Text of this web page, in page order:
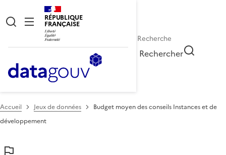
RÉPUBLIQUE
FRANÇAISE
Rechercher
Accueil Jeux de données
Budget moyen des conseils Instances et de
développement